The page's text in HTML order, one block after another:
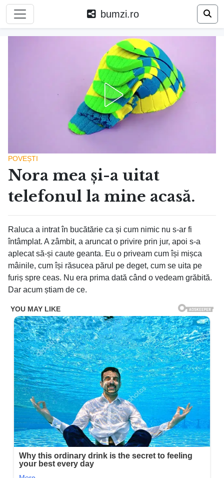
bumzi.ro
POVEȘTI
Nora mea și-a uitat
telefonul la mine acasă.
Raluca a intrat în bucătărie ca și cum nimic nu s-ar fi
întâmplat. A zâmbit, a aruncat o privire prin jur, apoi s-a
aplecat să-și caute geanta. Eu o priveam cum își mișca
mâinile, cum își răsucea părul pe deget, cum se uita pe
furiș spre ceas. Nu era prima dată când o vedeam grăbită.
Dar acum știam de ce.